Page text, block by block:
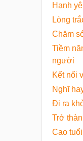
Hạnh
Lòng
Chăm
Tiềm
người
Kết nối
Nghĩ
Đi ra
Trở
Cao